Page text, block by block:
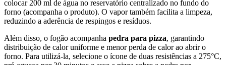
colocar 200 ml de água no reservatório centralizado no fundo do
forno (acompanha o produto). O vapor também facilita a limpeza,
reduzindo a aderência de respingos e resíduos.
Além disso, o fogão acompanha pedra para pizza, garantindo
distribuição de calor uniforme e menor perda de calor ao abrir o
forno. Para utilizá-la, selecione o ícone de duas resistências a 275°C,